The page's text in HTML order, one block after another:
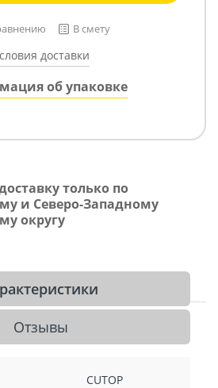
В смету
доставки
об упаковке
только по
и Северо-Западному
округу
Отзывы
CUTOP